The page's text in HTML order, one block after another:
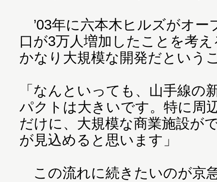
’03年に六本木ヒルズがオー
口が3万人増加したことを考
かなり大規模な開発だという
「なんといっても、山手線の
パクトは大きいです。特に周
だけに、大規模な商業施設が
が見込めると思います」
この流れに続きたいのが京